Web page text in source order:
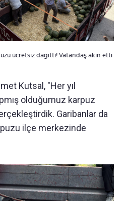
ücretsiz dağıttı! Vatandaş akın etti
Kutsal, "Her yıl
olduğumuz karpuz
Garibanlar da
ilçe merkezinde